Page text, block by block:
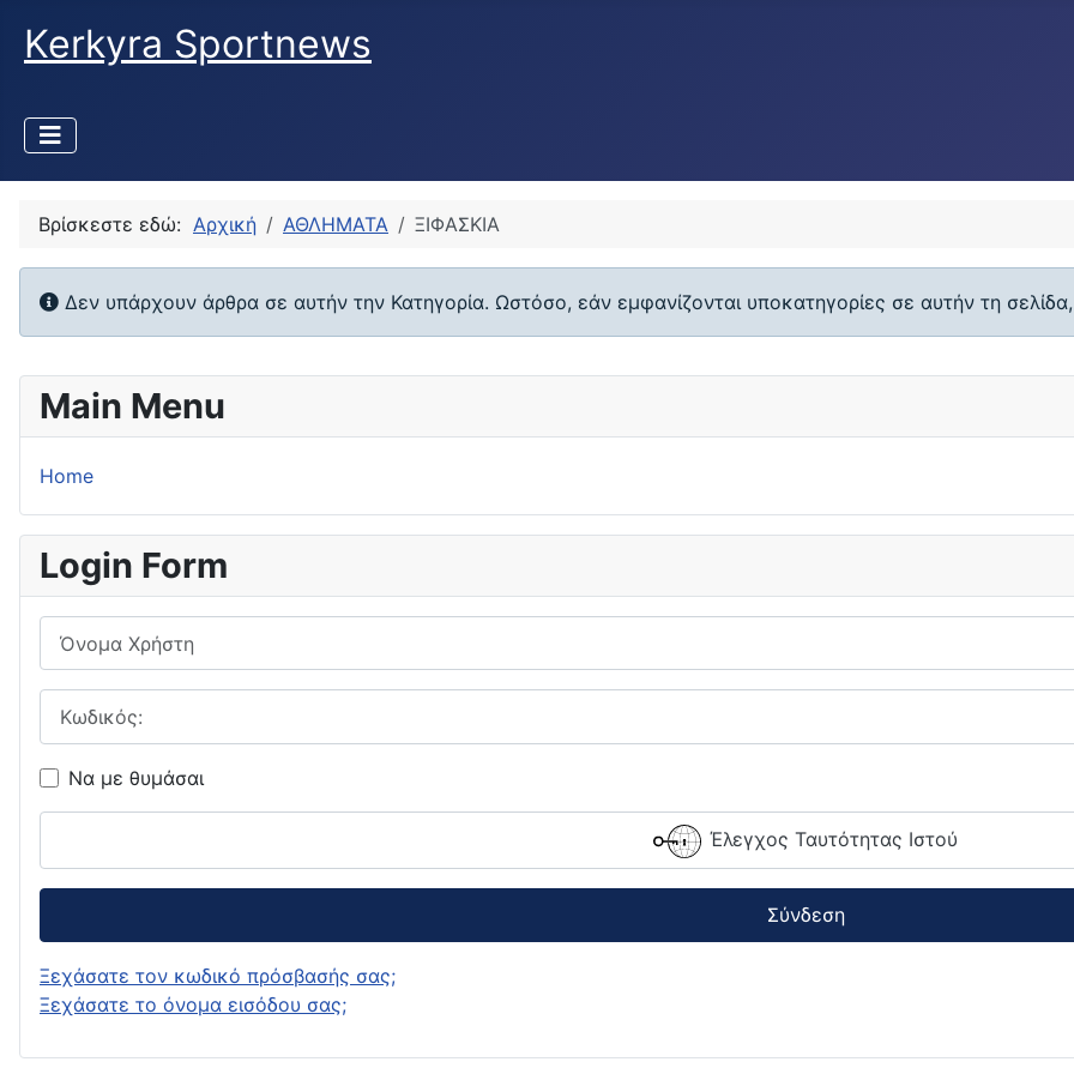
Kerkyra Sportnews
Βρίσκεστε εδώ: Αρχική ΑΘΛΗΜΑΤΑ ΞΙΦΑΣΚΙΑ
Πληροφορία
Δεν υπάρχουν άρθρα σε αυτήν την Κατηγορία. Ωστόσο, εάν εμφανίζονται υποκατηγορίες σε αυτήν τη
Main Menu
Home
Login Form
Όνομα Χρήστη
Να με θυμάσαι
Έλεγχος Ταυτότητας Ιστού
Σύνδεση
Ξεχάσατε τον κωδικό πρόσβασής σας;
Ξεχάσατε το όνομα εισόδου σας;